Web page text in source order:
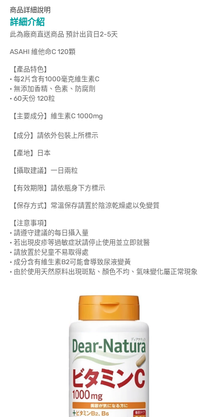
商品詳細說明
詳細介紹
此為廠商直送商品 預計出貨日2-5天
ASAHI 維他命C 120顆
【產品特色】
· 每2片含有1000毫克維生素C
· 無添加香精、色素、防腐劑
· 60天份 120粒
【主要成分】維生素C 1000mg
【成分】請依外包裝上所標示
【產地】日本
【攝取建議】一日兩粒
【有效期限】請依瓶身下方標示
【保存方式】常溫保存請置於陰涼乾燥處以免變質
【注意事項】
· 請遵守建議的每日攝入量
· 若出現皮疹等過敏症狀請停止使用並立即就醫
· 請放置於兒童不易取得處
· 成分含有維生素B2可能會導致尿液變黃
· 由於使用天然原料出現斑點、顏色不均、氣味變化屬正常現象